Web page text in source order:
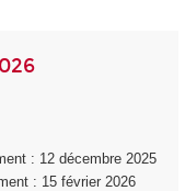
: 12 décembre 2025
: 15 février 2026